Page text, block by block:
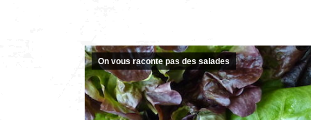
On vous raconte pas des salades